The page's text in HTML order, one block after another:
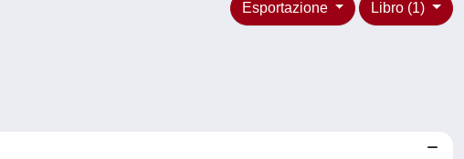
Libro (1)
Esportazione